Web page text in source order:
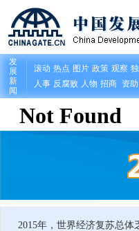
2015年，世界经济复苏总